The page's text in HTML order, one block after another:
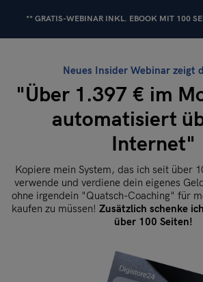
** GRATIS-WEBINAR INKL. EBOOK MIT 100
Neues Insider Webinar zeigt
"Über 1.397 € im
automatisiert
Internet"
Kopiere mein System, das ich seit über
verwende und verdiene dein eigenes
ohne irgendein "Quatsch-Coaching" für
kaufen zu müssen! Zusätzlich schenke
über 100 Seiten!